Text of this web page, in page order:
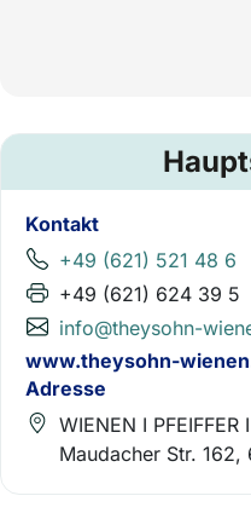
Kontakt
+49 (621) 521 48 6
+49 (621) 624 39 5
info@theysohn-
www.theysohn-
Adresse
WIENEN I
Maudacher Str.